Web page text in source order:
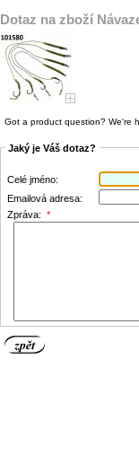
Dotaz na zboží
Got a product question? We're
Jaký je Váš dotaz?
Celé jméno:
Emailová adresa:
Zpráva: *